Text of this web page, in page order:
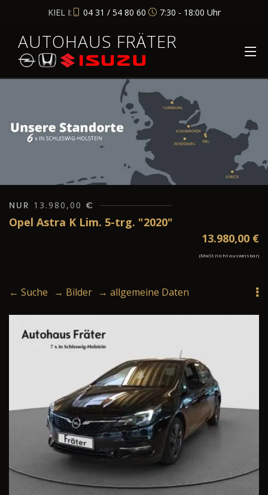
KIEL I: 04 31 / 54 80 60 7:30 - 18:00 Uhr
AUTOHAUS FRÄTER
NUR 13.980,00 €
Opel Astra K Lim. 5-trg. "2020"
13.980,00 €
(MwSt nicht ausweisbar)
← Suche → Bilder → allgemeine Daten